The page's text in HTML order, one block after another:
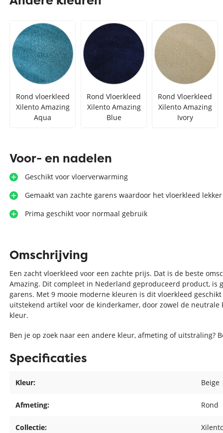
Vloerkleed zwart wit
Toon alles Kleuren
Toon alles Soorten
Toon alles Afmetingen
Toon alles Merken
Rond vloerkleed
Xilento Amazing
Aqua
Rond Vloerkleed
Xilento Amazing
Blue
Rond Vloerkleed
Xilento Amazing
Ivory
Voor- en nadelen
Geschikt voor vloerverwarming
Gemaakt van zachte garens waardoor het vloerkleed
Prima geschikt voor normaal gebruik
Omschrijving
Een zacht vloerkleed voor een zachte prijs. Dat is de beste
Amazing. Dit compleet in Nederland geproduceerd product, is
garens. Met 9 mooie moderne kleuren is dit vloerkleed
uitstekend artikel voor de kinderkamer, door zowel de
kleur.
Ben je op zoek naar een andere kleur, afmeting of uitstraling?
Specificaties
Kleur: Beige
Afmeting: Rond
Collectie: